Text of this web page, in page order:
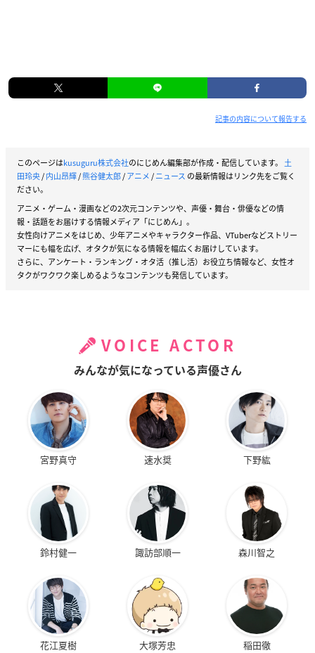
記事の内容について報告する
このページはkusuguru株式会社のにじめん編集部が作成・配信しています。 土
田玲央/内山昂輝/熊谷健太郎/アニメ/ニュース の最新情報はリンク先をご覧く
ださい。
アニメ・ゲーム・漫画などの2次元コンテンツや、声優・舞台・俳優などの情
報・話題をお届けする情報メディア「にじめん」。
女性向けアニメをはじめ、少年アニメやキャラクター作品、VTuberなどストリー
マーにも幅を広げ、オタクが気になる情報を幅広くお届けしています。
さらに、アンケート・ランキング・オタ活（推し活）お役立ち情報など、女性オ
タクがワクワク楽しめるようなコンテンツも発信しています。
VOICE ACTOR
みんなが気になっている声優さん
宮野真守 速水奨 下野紘
鈴村健一 諏訪部順一 森川智之
花江夏樹 大塚芳忠 稲田徹